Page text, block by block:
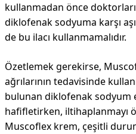
kullanmadan önce
diklofenak sodyuma karşı
de bu ilacı kullanmamalıdır.
Özetlemek gerekirse,
ağrılarının tedavisinde
bulunan diklofenak sodyum
hafifletirken, iltihaplanmayı
Muscoflex krem, çeşitli